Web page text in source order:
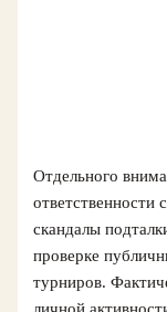
Отдельного
скандалы
проверке
турниров.